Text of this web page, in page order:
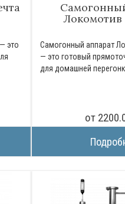
это
Самогонный аппарат
— это готовый
для домашней
от